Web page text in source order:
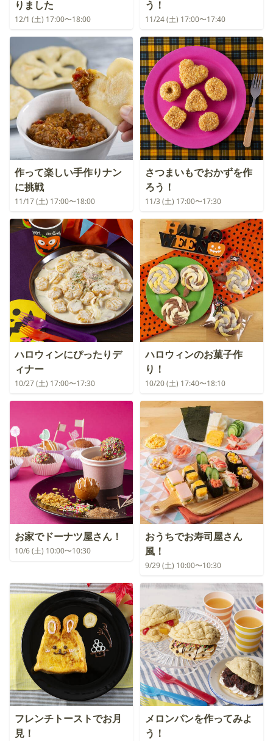
りました
12/1 (土) 17:00〜18:00
う！
11/24 (土) 17:00〜17:40
作って楽しい手作りナン
に挑戦
11/17 (土) 17:00〜18:00
さつまいもでおかずを作
ろう！
11/3 (土) 17:00〜17:30
ハロウィンにぴったりデ
ィナー
10/27 (土) 17:00〜17:30
ハロウィンのお菓子作
り！
10/20 (土) 17:40〜18:10
お家でドーナツ屋さん！
10/6 (土) 10:00〜10:30
おうちでお寿司屋さん
風！
9/29 (土) 10:00〜10:30
フレンチトーストでお月
見！
メロンパンを作ってみよ
う！